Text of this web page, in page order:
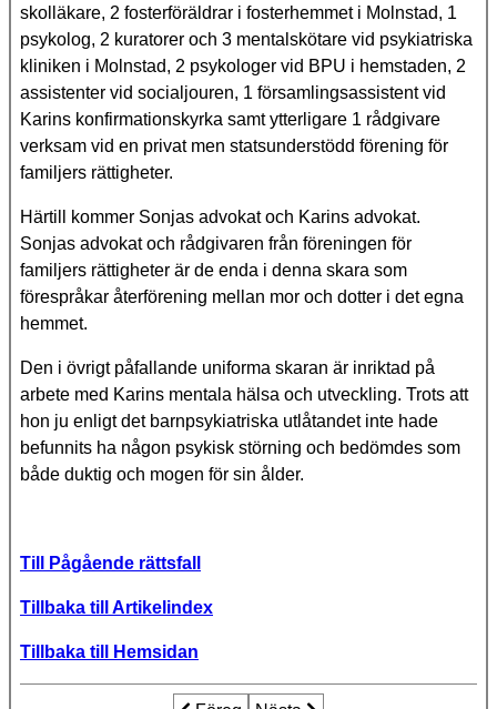
skolläkare, 2 fosterföräldrar i fosterhemmet i Molnstad, 1
psykolog, 2 kuratorer och 3 mentalskötare vid psykiatriska
kliniken i Molnstad, 2 psykologer vid BPU i hemstaden, 2
assistenter vid socialjouren, 1 församlingsassistent vid
Karins konfirmationskyrka samt ytterligare 1 rådgivare
verksam vid en privat men statsunderstödd förening för
familjers rättigheter.
Härtill kommer Sonjas advokat och Karins advokat.
Sonjas advokat och rådgivaren från föreningen för
familjers rättigheter är de enda i denna skara som
förespråkar återförening mellan mor och dotter i det egna
hemmet.
Den i övrigt påfallande uniforma skaran är inriktad på
arbete med Karins mentala hälsa och utveckling. Trots att
hon ju enligt det barnpsykiatriska utlåtandet inte hade
befunnits ha någon psykisk störning och bedömdes som
både duktig och mogen för sin ålder.
Till Pågående rättsfall
Tillbaka till Artikelindex
Tillbaka till Hemsidan